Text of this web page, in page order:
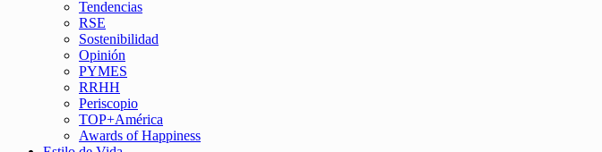
Tendencias
RSE
Sostenibilidad
Opinión
PYMES
RRHH
Periscopio
TOP+América
Awards of Happiness